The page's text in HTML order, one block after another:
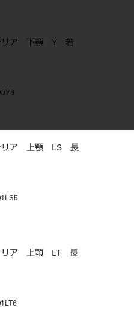
リア 下顎 Y 若
リア 上顎 LS 長
リア 上顎 LT 長